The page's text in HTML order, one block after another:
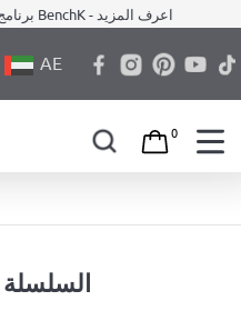
برنامج الشراكة (التسويق بالعمولة) BenchK - اعرف المزيد
AE
0
BenchK 1 السلسلة